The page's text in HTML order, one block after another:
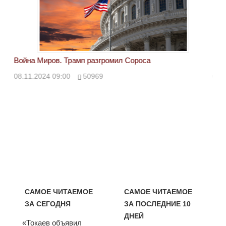
Война Миров. Трамп разгромил Сороса
08.11.2024 09:00 50969
САМОЕ ЧИТАЕМОЕ
ЗА СЕГОДНЯ
«Токаев объявил
САМОЕ ЧИТАЕМОЕ
ЗА ПОСЛЕДНИЕ 10
ДНЕЙ